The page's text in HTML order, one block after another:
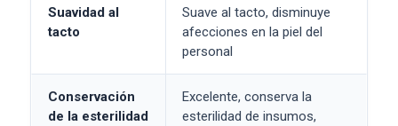
Suavidad al
tacto
Suave al tacto, disminuye
afecciones en la piel del
personal
Conservación
de la esterilidad
Excelente, conserva la
esterilidad de insumos,